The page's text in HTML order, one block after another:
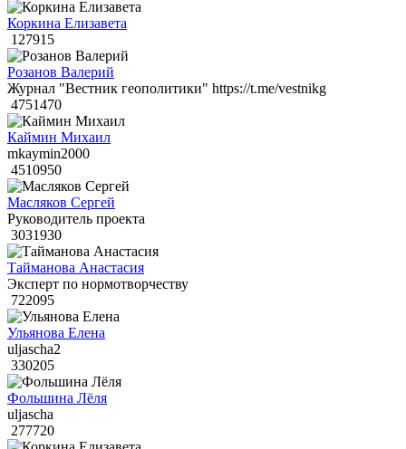
Коркина Елизавета
127915
Розанов Валерий
Журнал "Вестник геополитики" https://t.me/vestnikg
4751470
Каймин Михаил
mkaymin2000
4510950
Масляков Сергей
Руководитель проекта
3031930
Тайманова Анастасия
Эксперт по нормотворчеству
722095
Ульянова Елена
uljascha2
330205
Фольшина Лёля
uljascha
277720